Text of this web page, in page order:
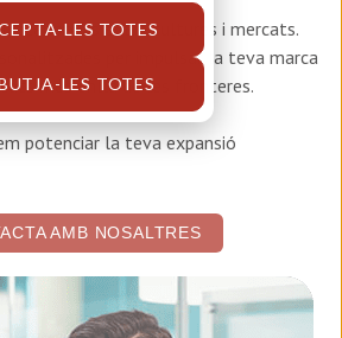
LES TOTES
LES TOTES
ponts entre cultures i mercats.
per impulsar la teva marca
més enllà de les fronteres.
potenciar la teva expansió
AMB NOSALTRES